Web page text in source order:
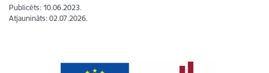
Publicēts: 10.06.2023.
Atjaunināts: 02.07.2026.